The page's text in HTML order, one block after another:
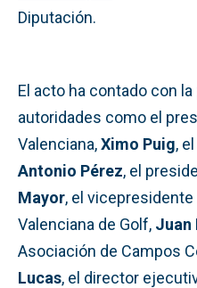
Diputación.
El acto ha contado con
autoridades como el
Valenciana,Ximo Puig,
Antonio Pérez, el
Mayor, el vicepresidente
Valenciana de Golf, Juan
Asociación de Campos
Lucas, el director